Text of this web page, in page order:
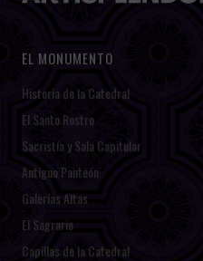
EL MONUMENTO
Historia de la Catedral
El Santo Rostro
Sacristía y Sala Capitular
Antiguo Panteón
Galerías Altas
El Sagrario
Capillas de la Catedral